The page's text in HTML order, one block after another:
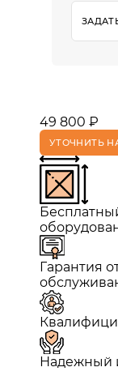
49 800 ₽
УТОЧНИТЬ
Гарантия
Надежный